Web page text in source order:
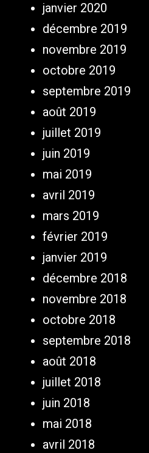
janvier 2020
décembre 2019
novembre 2019
octobre 2019
septembre 2019
août 2019
juillet 2019
juin 2019
mai 2019
avril 2019
mars 2019
février 2019
janvier 2019
décembre 2018
novembre 2018
octobre 2018
septembre 2018
août 2018
juillet 2018
juin 2018
mai 2018
avril 2018